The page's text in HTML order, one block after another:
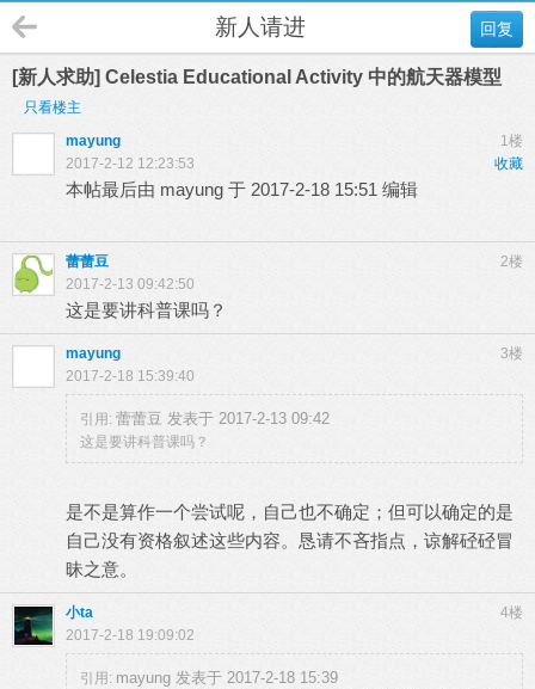
回复
新人请进
[新人求助] Celestia Educational Activity 中的航天器模型
只看楼主
1楼
mayung
收藏
2017-2-12 12:23:53
本帖最后由 mayung 于 2017-2-18 15:51 编辑
2楼
蕾蕾豆
2017-2-13 09:42:50
这是要讲科普课吗？
3楼
mayung
2017-2-18 15:39:40
引用: 蕾蕾豆 发表于 2017-2-13 09:42
这是要讲科普课吗？
是不是算作一个尝试呢，自己也不确定；但可以确定的是
自己没有资格叙述这些内容。恳请不吝指点，谅解硁硁冒
昧之意。
4楼
小ta
2017-2-18 19:09:02
引用: mayung 发表于 2017-2-18 15:39